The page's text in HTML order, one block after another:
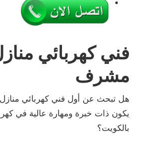
فني كهربائي
مشرف
هل تبحث عن أول فني كهربائي
يكون ذات خبرة ومهارة عالية في
بالكويت؟